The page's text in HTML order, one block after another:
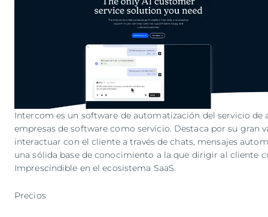
Intercom es un software de automatización del servicio de
empresas de software como servicio. Destaca por su gran
interactuar con el cliente a través de chats, mensajes
una sólida base de conocimiento a la que dirigir al cliente
Imprescindible en el ecosistema SaaS.
Precios